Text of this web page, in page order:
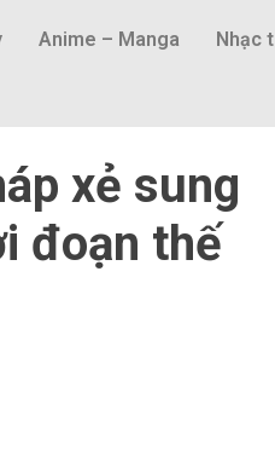
Anime – Manga Nhạc
xẻ sung
đoạn thế